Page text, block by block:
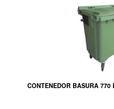
CONTENEDOR BASURA